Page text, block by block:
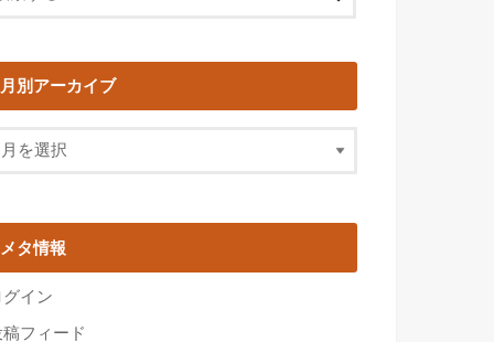
月別アーカイブ
メタ情報
グイン
稿フィード